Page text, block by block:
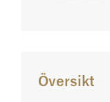
Översikt